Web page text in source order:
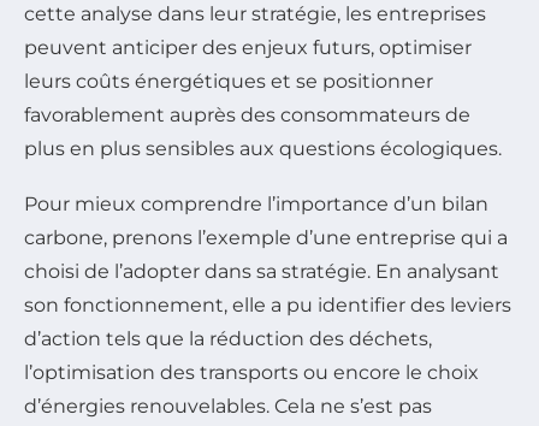
cette analyse dans leur stratégie, les entreprises
peuvent anticiper des enjeux futurs, optimiser
leurs coûts énergétiques et se positionner
favorablement auprès des consommateurs de
plus en plus sensibles aux questions écologiques.
Pour mieux comprendre l’importance d’un bilan
carbone, prenons l’exemple d’une entreprise qui a
choisi de l’adopter dans sa stratégie. En analysant
son fonctionnement, elle a pu identifier des leviers
d’action tels que la réduction des déchets,
l’optimisation des transports ou encore le choix
d’énergies renouvelables. Cela ne s’est pas